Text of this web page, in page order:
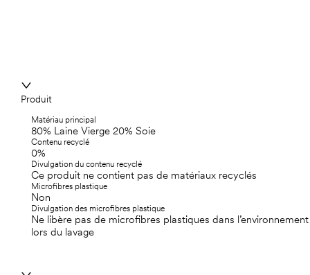
Produit
Matériau principal
80% Laine Vierge 20% Soie
Contenu recyclé
0%
Divulgation du contenu recyclé
Ce produit ne contient pas de matériaux recyclés
Microfibres plastique
Non
Divulgation des microfibres plastique
Ne libère pas de microfibres plastiques dans l’environnement
lors du lavage